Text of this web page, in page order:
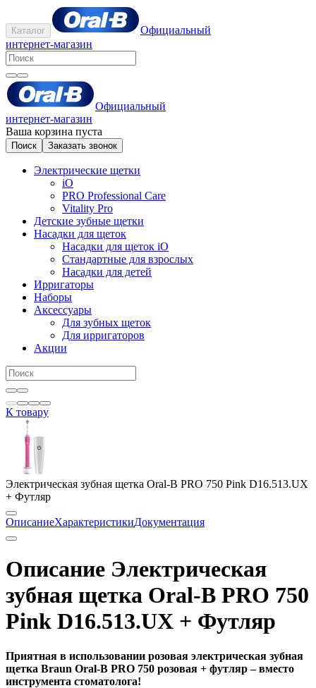
Каталог
Официальный
интернет-магазин
Официальный
интернет-магазин
Ваша корзина пуста
Поиск Заказать звонок
Электрические щетки
iO
PRO Professional Care
Vitality Pro
Детские зубные щетки
Насадки для щеток
Насадки для щеток iO
Стандартные для взрослых
Насадки для детей
Ирригаторы
Наборы
Аксессуары
Для зубных щеток
Для ирригаторов
Акции
К товару
Электрическая зубная щетка Oral-B PRO 750 Pink D16.513.UX
+ Футляр
ОписаниеХарактеристикиДокументация
Описание Электрическая
зубная щетка Oral-B PRO 750
Pink D16.513.UX + Футляр
Приятная в использовании розовая электрическая зубная
щетка Braun Oral-B PRO 750 розовая + футляр – вместо
инструмента стоматолога!